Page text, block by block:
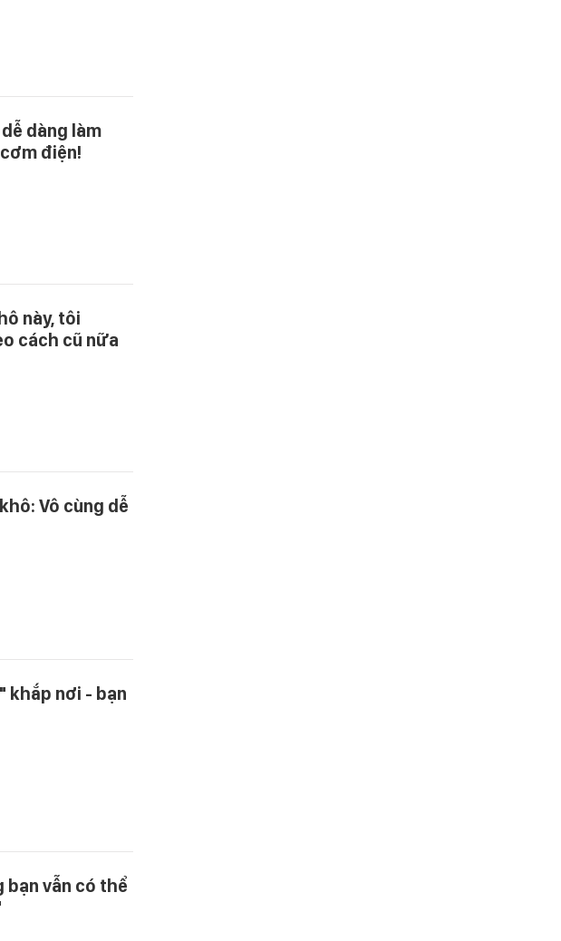
dàng làm
điện!
này, tôi
cách cũ nữa
Vô cùng dễ
khắp nơi - bạn
bạn vẫn có thể